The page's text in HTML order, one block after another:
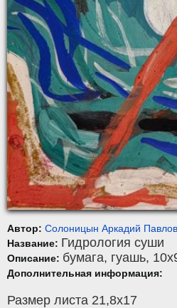
Автор: Солоницын Аркадий
Название: Гидрология суши
Описание: бумага, гуашь,
Дополнительная информация:
Размер листа 21,8х17